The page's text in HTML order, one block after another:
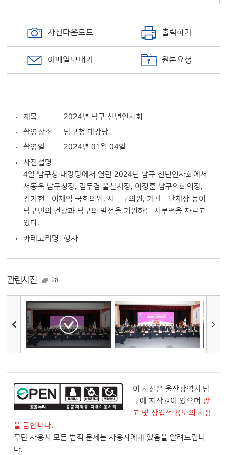
사진다운로드 출력하기
이메일보내기 원본요청
제목
2024년 남구 신년인사회
촬영장소
남구청 대강당
촬영일
2024년 01월 04일
사진설명
4일 남구청 대강당에서 열린 2024년 남구 신년인사회에서
서동욱 남구청장, 김두겸 울산시장, 이정훈 남구의회의장,
김기현·이채익 국회의원, 시·구의원, 기관·단체장 등이
남구민의 건강과 남구의 발전을 기원하는 시루떡을 자르고
있다.
카테고리명
행사
관련사진 28
이 사진은 울산광역시 남
구에 저작권이 있으며 광
고 및 상업적 용도의 사용
을 금합니다.
무단 사용시 모든 법적 문제는 사용자에게 있음을 알려드립니
다.